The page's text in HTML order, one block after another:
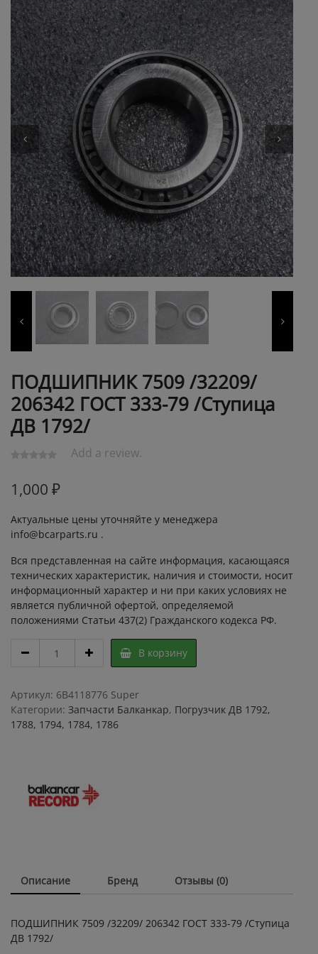
ПОДШИПНИК 7509 /32209/
206342 ГОСТ 333-79 /Ступица
ДВ 1792/
Add a review.
1,000 ₽
Актуальные цены уточняйте у менеджера
info@bcarparts.ru .
Вся представленная на сайте информация, касающаяся
технических характеристик, наличия и стоимости, носит
информационный характер и ни при каких условиях не
является публичной офертой, определяемой
положениями Статьи 437(2) Гражданского кодекса РФ.
ПОДШИПНИК
7509
206342
ГОСТ
333-
1792/
quantity
В корзину
Артикул: 6B4118776 Super
Категории: Запчасти Балканкар, Погрузчик ДВ 1792,
1788, 1794, 1784, 1786
Описание Бренд Отзывы (0)
ПОДШИПНИК 7509 /32209/ 206342 ГОСТ 333-79 /Ступица
ДВ 1792/